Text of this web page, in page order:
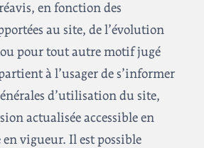
en fonction des
au site, de l’évolution
pour tout autre motif jugé
à l’usager de s’informer
d’utilisation du site,
actualisée accessible en
vigueur. Il est possible